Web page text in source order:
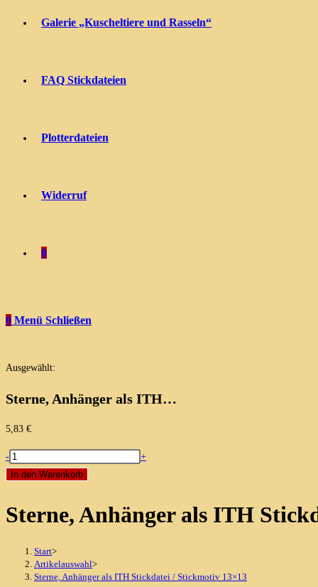
Galerie „Kuscheltiere und Rasseln“
FAQ Stickdateien
Plotterdateien
Widerruf
0
0 Menü Schließen
Ausgewählt:
Sterne, Anhänger als ITH…
5,83 €
Sterne,
Anhänger
ITH
Stickmotiv
13x13
-
+
In den Warenkorb
Sterne, Anhänger als ITH
Start>
Artikelauswahl>
Sterne, Anhänger als ITH Stickdatei / Stickmotiv 13×13